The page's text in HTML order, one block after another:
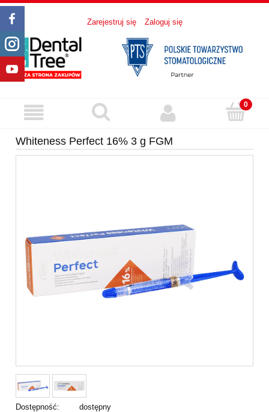
Zarejestruj się Zaloguj się
Whiteness Perfect 16% 3 g FGM
Dostępność: dostępny